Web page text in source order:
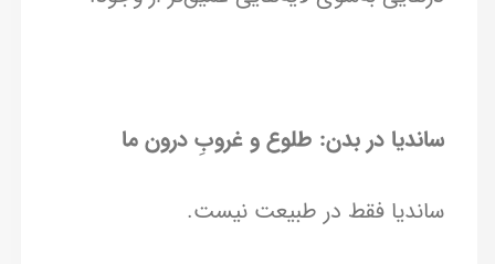
ساندیا در بدن: طلوع و غروبِ درون ما
ساندیا فقط در طبیعت نیست.